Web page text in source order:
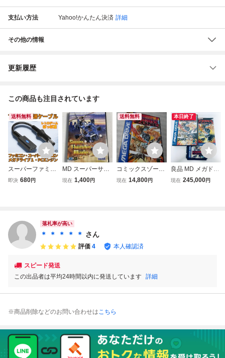
支払い方法 Yahoo!かんたん決済 詳細
その他の情報
更新履歴
この商品も注目されています
送料無料
スーパーファミコ
ン PCエンジン メ
タ代用可能
即決 680円
MD スーパーサン
ダーブレード メガ
現在 1,400円
送料無料
コミックスゾーン
メガドライブ ジ
現在 14,800円
本日終了
良品 MD メガドラ
イブ コミックスゾ
現在 245,000円
落札率が高い
＊ ＊ ＊ ＊ ＊ さん
評価 4 本人確認済
スピード発送
この出品者は平均24時間以内に発送しています 詳細
※商品削除などのお問い合わせはこちら